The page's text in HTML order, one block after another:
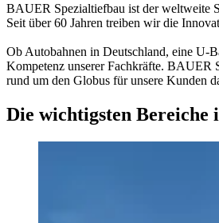
BAUER Spezialtiefbau ist der weltweite
Seit über 60 Jahren treiben wir die
Ob Autobahnen in Deutschland, eine U-
Kompetenz unserer Fachkräfte. BAUER
rund um den Globus für unsere Kunden
Die wichtigsten Bereiche